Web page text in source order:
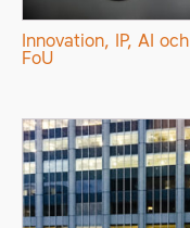
Innovation, IP, AI och
FoU